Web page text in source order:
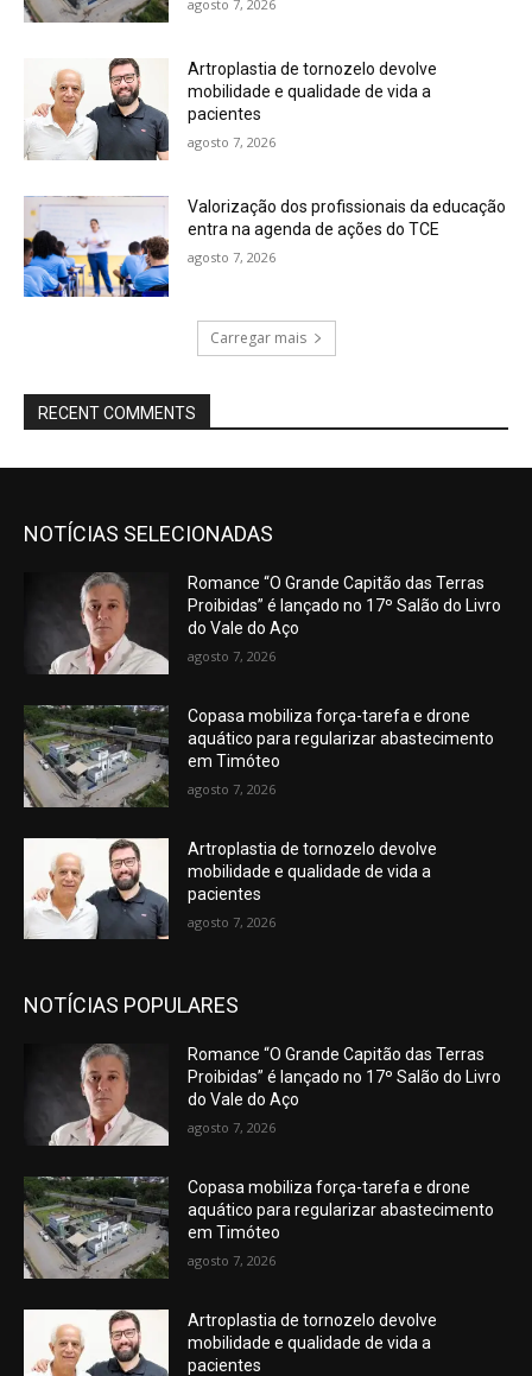
agosto 7, 2026
Artroplastia de tornozelo devolve
mobilidade e qualidade de vida a
pacientes
agosto 7, 2026
Valorização dos profissionais da educação
entra na agenda de ações do TCE
agosto 7, 2026
Carregar mais
RECENT COMMENTS
NOTÍCIAS SELECIONADAS
Romance “O Grande Capitão das Terras
Proibidas” é lançado no 17º Salão do Livro
do Vale do Aço
agosto 7, 2026
Copasa mobiliza força-tarefa e drone
aquático para regularizar abastecimento
em Timóteo
agosto 7, 2026
Artroplastia de tornozelo devolve
mobilidade e qualidade de vida a
pacientes
agosto 7, 2026
NOTÍCIAS POPULARES
Romance “O Grande Capitão das Terras
Proibidas” é lançado no 17º Salão do Livro
do Vale do Aço
agosto 7, 2026
Copasa mobiliza força-tarefa e drone
aquático para regularizar abastecimento
em Timóteo
agosto 7, 2026
Artroplastia de tornozelo devolve
mobilidade e qualidade de vida a
pacientes